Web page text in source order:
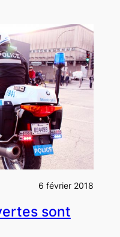
6 février 2018
sont